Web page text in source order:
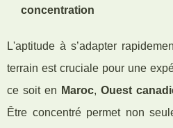
concentration
L'aptitude à s’adapter
terrain est cruciale pour une
ce soit en Maroc,Ouest
Être concentré permet non